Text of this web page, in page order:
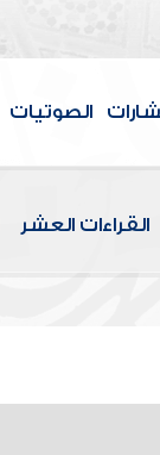
الصوتيات
القراءات العشر